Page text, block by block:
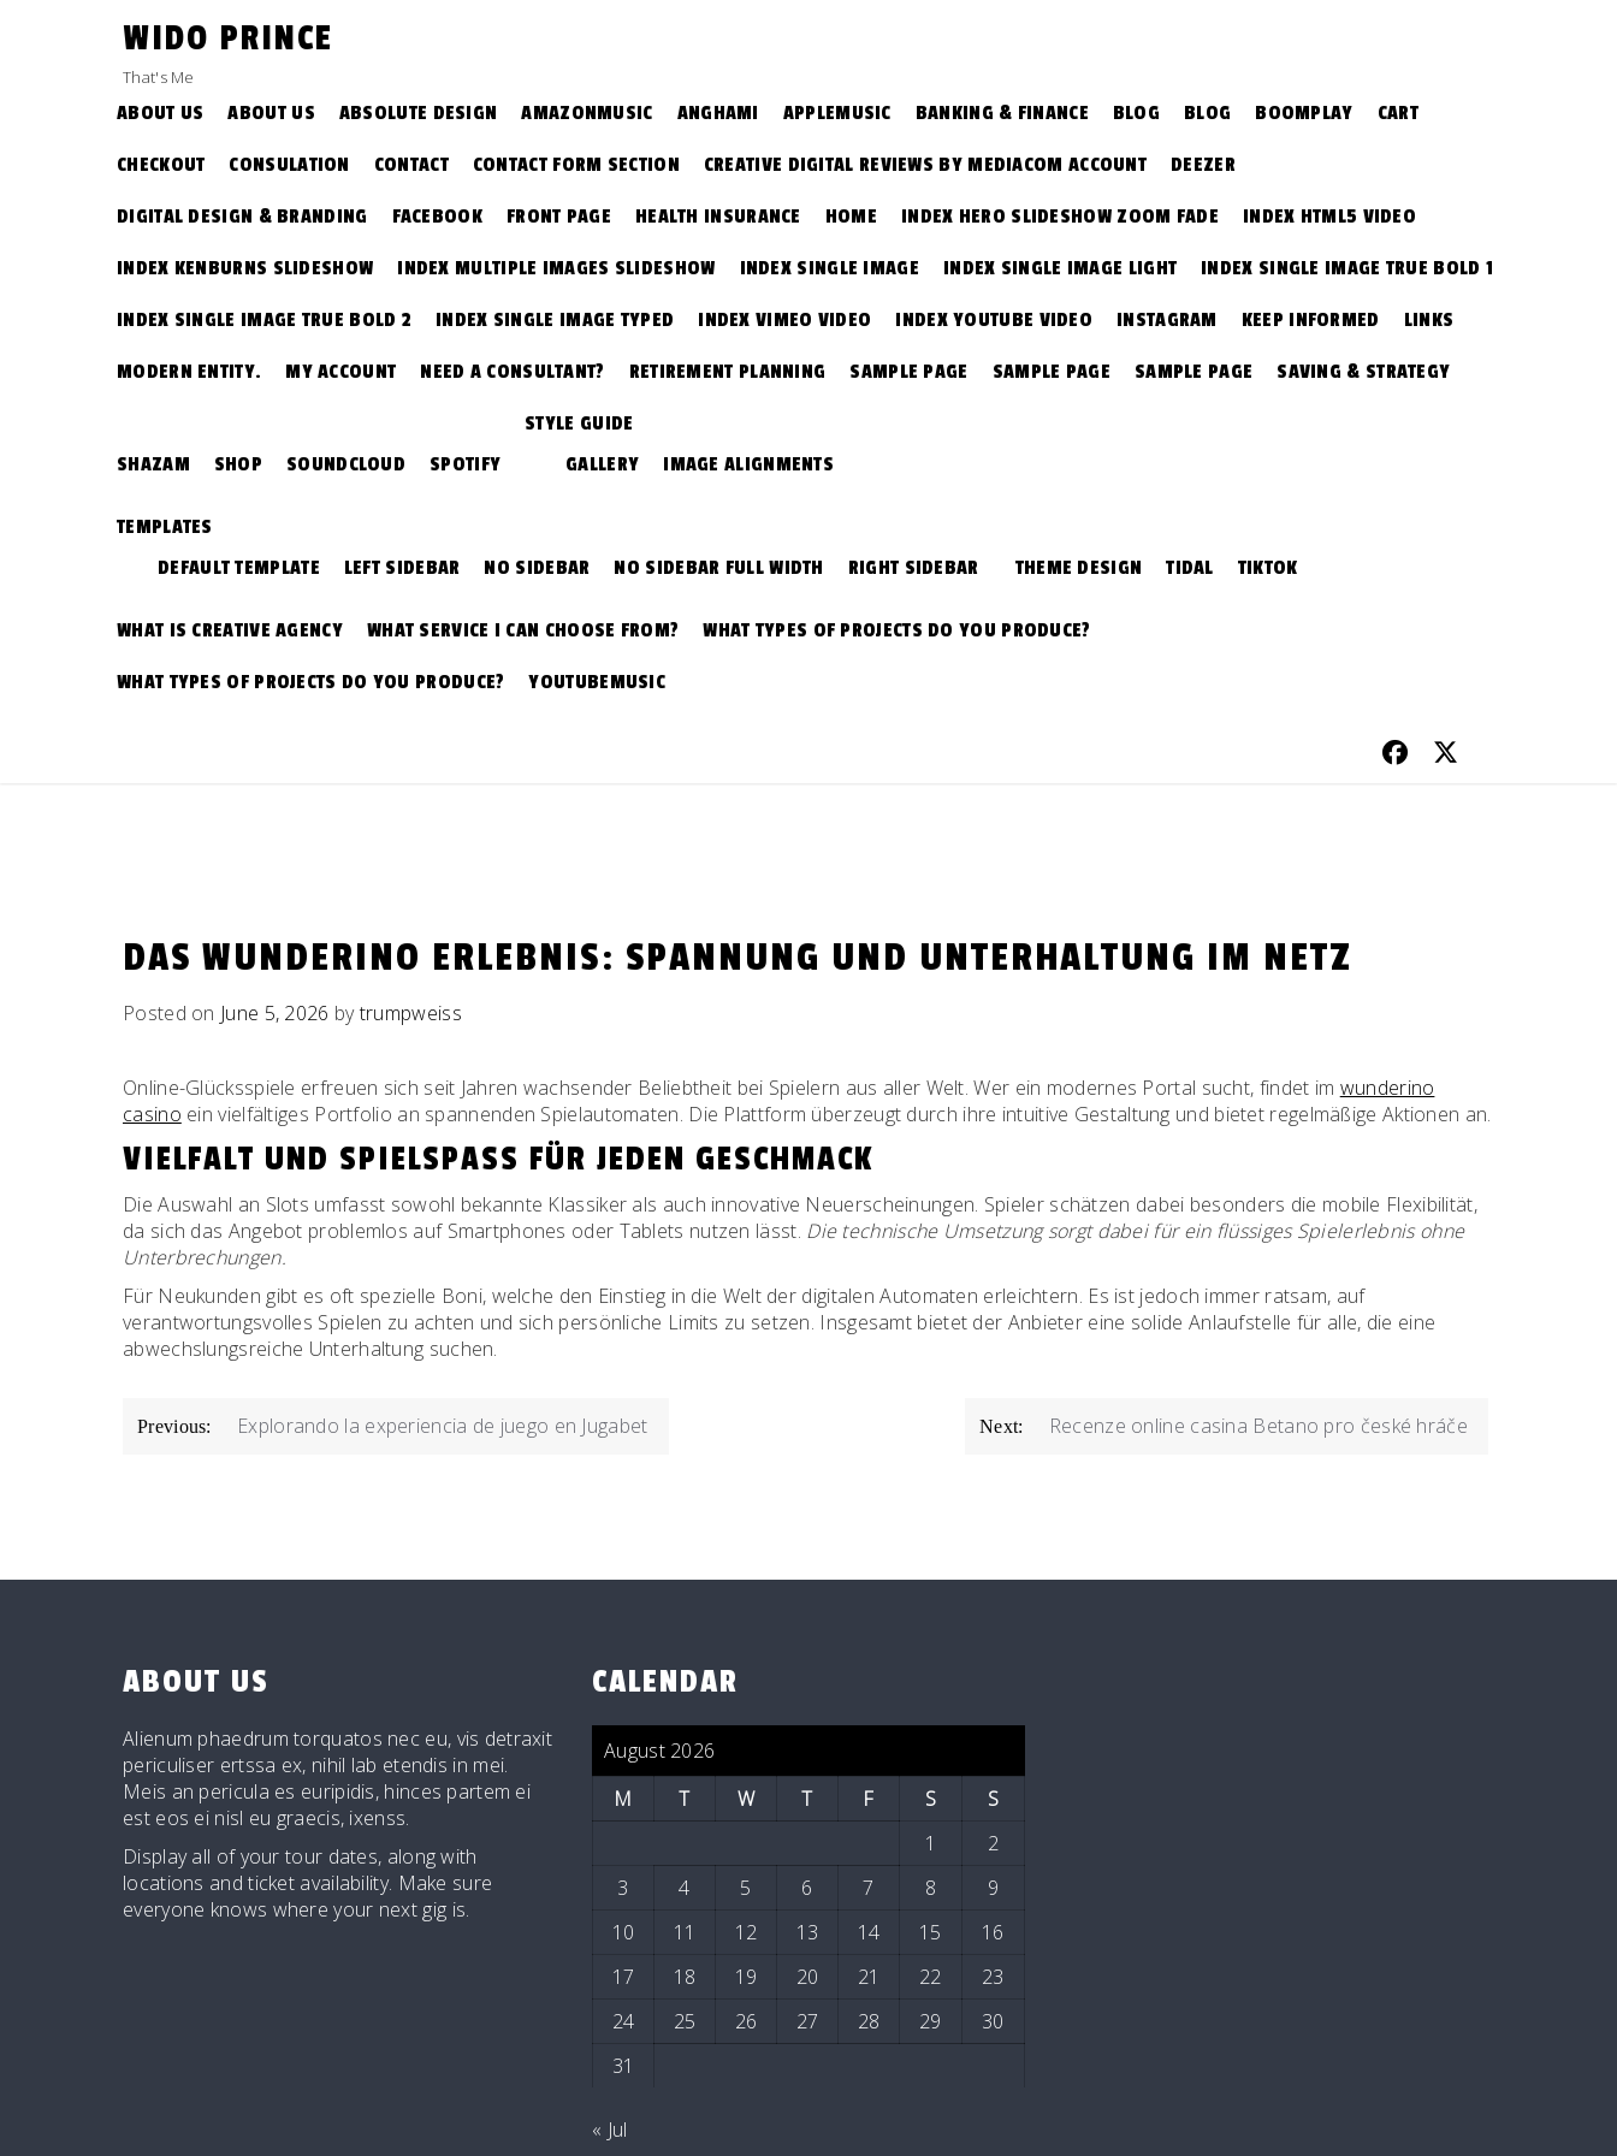
WIDO PRINCE
That's Me
ABOUT US ABOUT US ABSOLUTE DESIGN AMAZONMUSIC ANGHAMI APPLEMUSIC BANKING & FINANCE BLOG BLOG BOOMPLAY CART
CHECKOUT CONSULATION CONTACT CONTACT FORM SECTION CREATIVE DIGITAL REVIEWS BY MEDIACOM ACCOUNT DEEZER
DIGITAL DESIGN & BRANDING FACEBOOK FRONT PAGE HEALTH INSURANCE HOME INDEX HERO SLIDESHOW ZOOM FADE INDEX HTML5 VIDEO
INDEX KENBURNS SLIDESHOW INDEX MULTIPLE IMAGES SLIDESHOW INDEX SINGLE IMAGE INDEX SINGLE IMAGE LIGHT INDEX SINGLE IMAGE TRUE BOLD 1
INDEX SINGLE IMAGE TRUE BOLD 2 INDEX SINGLE IMAGE TYPED INDEX VIMEO VIDEO INDEX YOUTUBE VIDEO INSTAGRAM KEEP INFORMED LINKS
MODERN ENTITY. MY ACCOUNT NEED A CONSULTANT? RETIREMENT PLANNING SAMPLE PAGE SAMPLE PAGE SAMPLE PAGE SAVING & STRATEGY
SHAZAM SHOP SOUNDCLOUD SPOTIFY
STYLE GUIDE
GALLERY
IMAGE ALIGNMENTS
TEMPLATES
DEFAULT TEMPLATE
LEFT SIDEBAR NO SIDEBAR NO SIDEBAR FULL WIDTH RIGHT SIDEBAR THEME DESIGN TIDAL TIKTOK
WHAT IS CREATIVE AGENCY WHAT SERVICE I CAN CHOOSE FROM? WHAT TYPES OF PROJECTS DO YOU PRODUCE?
WHAT TYPES OF PROJECTS DO YOU PRODUCE? YOUTUBEMUSIC
DAS WUNDERINO ERLEBNIS: SPANNUNG UND UNTERHALTUNG IM NETZ
Posted on June 5, 2026 bytrumpweiss
Online-Glücksspiele erfreuen sich seit Jahren wachsender Beliebtheit bei Spielern aus aller Welt. Wer ein modernes Portal sucht, findet im wunderino
casino ein vielfältiges Portfolio an spannenden Spielautomaten. Die Plattform überzeugt durch ihre intuitive Gestaltung und bietet regelmäßige Aktionen an.
VIELFALT UND SPIELSPASS FÜR JEDEN GESCHMACK
Die Auswahl an Slots umfasst sowohl bekannte Klassiker als auch innovative Neuerscheinungen. Spieler schätzen dabei besonders die mobile Flexibilität,
da sich das Angebot problemlos auf Smartphones oder Tablets nutzen lässt. Die technische Umsetzung sorgt dabei für ein flüssiges Spielerlebnis ohne
Unterbrechungen.
Für Neukunden gibt es oft spezielle Boni, welche den Einstieg in die Welt der digitalen Automaten erleichtern. Es ist jedoch immer ratsam, auf
verantwortungsvolles Spielen zu achten und sich persönliche Limits zu setzen. Insgesamt bietet der Anbieter eine solide Anlaufstelle für alle, die eine
abwechslungsreiche Unterhaltung suchen.
POST
Previous: Explorando la experiencia de juego en Jugabet Next: Recenze online casina Betano pro české hráče
ABOUT US
Alienum phaedrum torquatos nec eu, vis detraxit
periculiser ertssa ex, nihil lab etendis in mei.
Meis an pericula es euripidis, hinces partem ei
est eos ei nisl eu graecis, ixenss.
Display all of your tour dates, along with
locations and ticket availability. Make sure
everyone knows where your next gig is.
CALENDAR
August 2026
M
T W T F S
S
1
2
3
4 5 6 7 8
9
10
11 12 13 14 15
16
17
18 19 20 21 22
23
24
25 26 27 28 29
30
31
« Jul